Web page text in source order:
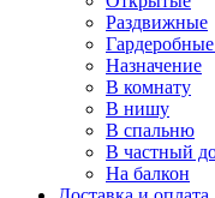
Раздвижные
Назначение
В комнату
В нишу
В спальню
В частный
На балкон